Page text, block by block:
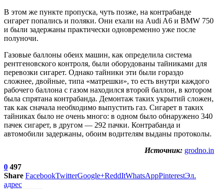
В этом же пункте пропуска, чуть позже, на контрабанде
сигарет попались и поляки. Они ехали на Audi A6 и BMW 750
и были задержаны практически одновременно уже после
полуночи.
Газовые баллоны обеих машин, как определила система
рентгеновского контроля, были оборудованы тайниками для
перевозки сигарет. Однако тайники эти были гораздо
сложнее, двойные, типа «матрешки», то есть внутри каждого
рабочего баллона с газом находился второй баллон, в котором
была спрятана контрабанда. Демонтаж таких укрытий сложен,
так как сначала необходимо выпустить газ. Сигарет в таких
тайниках было не очень много: в одном было обнаружено 340
пачек сигарет, в другом — 292 пачки. Контрабанда и
автомобили задержаны, обоим водителям выданы протоколы.
Источник: grodno.in
0 497
Share FacebookTwitterGoogle+ReddItWhatsAppPinterestЭл.
адрес